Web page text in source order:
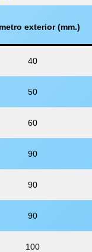
exterior (mm.)
40
50
60
90
90
90
100